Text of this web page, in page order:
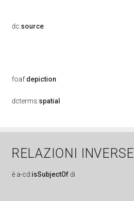
dc:source
foaf:depiction
dcterms:spatial
RELAZIONI INVERSE
è a-cd:isSubjectOf di